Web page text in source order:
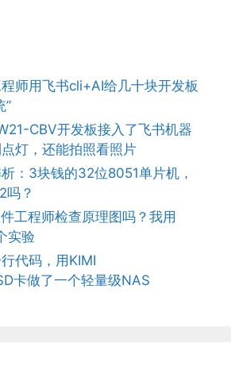
师用飞书cli+AI给几十块开发板
”
CBV开发板接入了飞书机器
灯，还能拍照看照片
：3块钱的32位8051单片机，
吗？
工程师检查原理图吗？我用
实验
代码，用KIMI
卡做了一个轻量级NAS